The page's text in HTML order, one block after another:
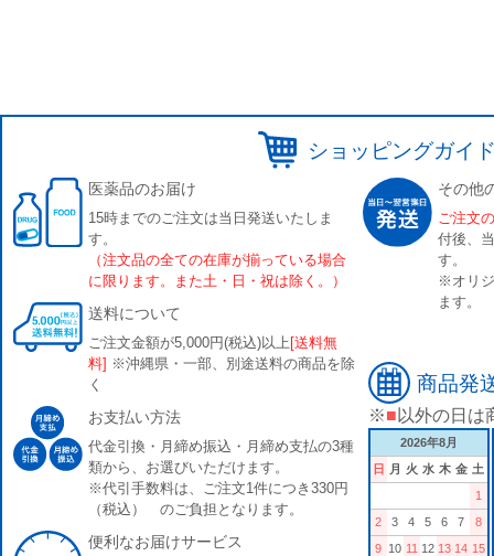
ショッピングガイ
医薬品のお届け
15時までのご注文は当日発送いたしま
す。
（注文品の全ての在庫が揃っている場合
に限ります。また土・日・祝は除く。）
送料について
ご注文金額が5,000円(税込)以上 [送料無
料] ※沖縄県・一部、別途送料の商品を除
く
お支払い方法
代金引換・月締め振込・月締め支払の3種
類から、お選びいただけます。
※代引手数料は、ご注文1件につき330円
（税込） のご負担となります。
便利なお届けサービス
その他
ご注文
付後、
す。
※オリ
ます。
商品発
※■ 以外の日は
2026年8月
日
月 火 水 木 金 土
1
2
3 4 5 6 7
8
9 10 11 12 13 14 15